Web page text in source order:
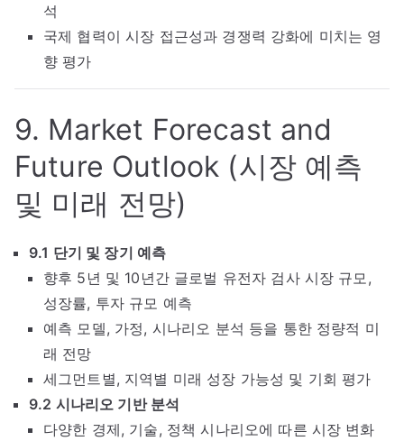
석
국제 협력이 시장 접근성과 경쟁력 강화에 미치는 영
향 평가
9. Market Forecast and
Future Outlook (시장 예측
및 미래 전망)
9.1 단기 및 장기 예측
향후 5년 및 10년간 글로벌 유전자 검사 시장 규모,
성장률, 투자 규모 예측
예측 모델, 가정, 시나리오 분석 등을 통한 정량적 미
래 전망
세그먼트별, 지역별 미래 성장 가능성 및 기회 평가
9.2 시나리오 기반 분석
다양한 경제, 기술, 정책 시나리오에 따른 시장 변화